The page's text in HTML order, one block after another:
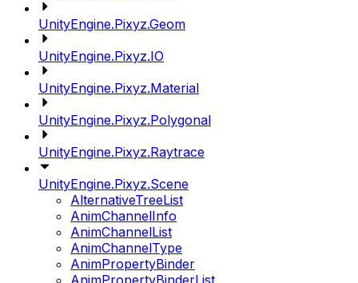
UnityEngine.Pixyz.Geom
UnityEngine.Pixyz.IO
UnityEngine.Pixyz.Material
UnityEngine.Pixyz.Polygonal
UnityEngine.Pixyz.Raytrace
UnityEngine.Pixyz.Scene
AlternativeTreeList
AnimChannelInfo
AnimChannelList
AnimChannelType
AnimPropertyBinder
AnimPropertyBinderList